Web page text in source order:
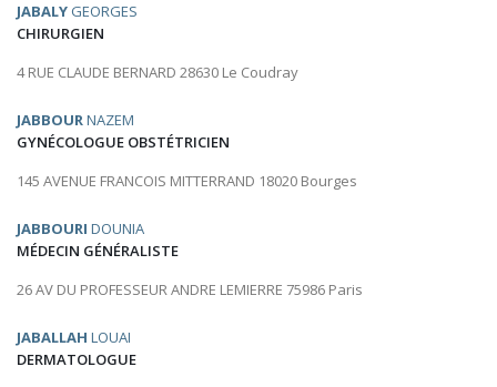
JABALY GEORGES
CHIRURGIEN
4 RUE CLAUDE BERNARD 28630 Le Coudray
JABBOURNAZEM
GYNÉCOLOGUE OBSTÉTRICIEN
145 AVENUE FRANCOIS MITTERRAND 18020 Bourges
JABBOURI DOUNIA
MÉDECIN GÉNÉRALISTE
26 AV DU PROFESSEUR ANDRE LEMIERRE 75986 Paris
JABALLAH LOUAI
DERMATOLOGUE